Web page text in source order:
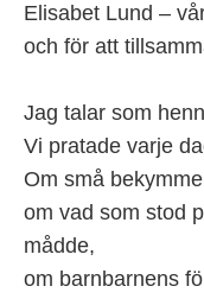
Elisabet Lund –
och för att
Jag talar som
Vi pratade varje
Om små
om vad som stod
mådde,
om barnbarnens